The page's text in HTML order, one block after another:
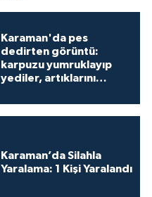
Karaman'da pes
dedirten görüntü:
karpuzu yumruklayıp
yediler, artıklarını
Karaman’da Silahla
Yaralama: 1 Kişi Yaralandı